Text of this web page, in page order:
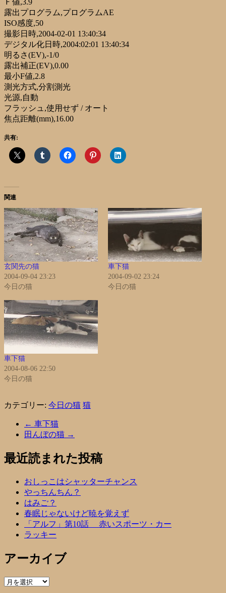
露出プログラム,プログラムAE
ISO感度,50
撮影日時,2004-02-01 13:40:34
デジタル化日時,2004:02:01 13:40:34
明るさ(EV),-1/0
露出補正(EV),0.00
最小F値,2.8
測光方式,分割測光
光源,自動
フラッシュ,使用せず / オート
焦点距離(mm),16.00
共有:
関連
玄関先の猫
2004-09-04 23:23
今日の猫
車下猫
2004-09-02 23:24
今日の猫
車下猫
2004-08-06 22:50
今日の猫
カテゴリー: 今日の猫 猫
← 車下猫
田んぼの猫 →
最近読まれた投稿
おしっこはシャッターチャンス
やっちんちん？
はみご？
春眠じゃないけど暁を覚えず
「アルフ」第10話 赤いスポーツ・カー
ラッキー
アーカイブ
ア